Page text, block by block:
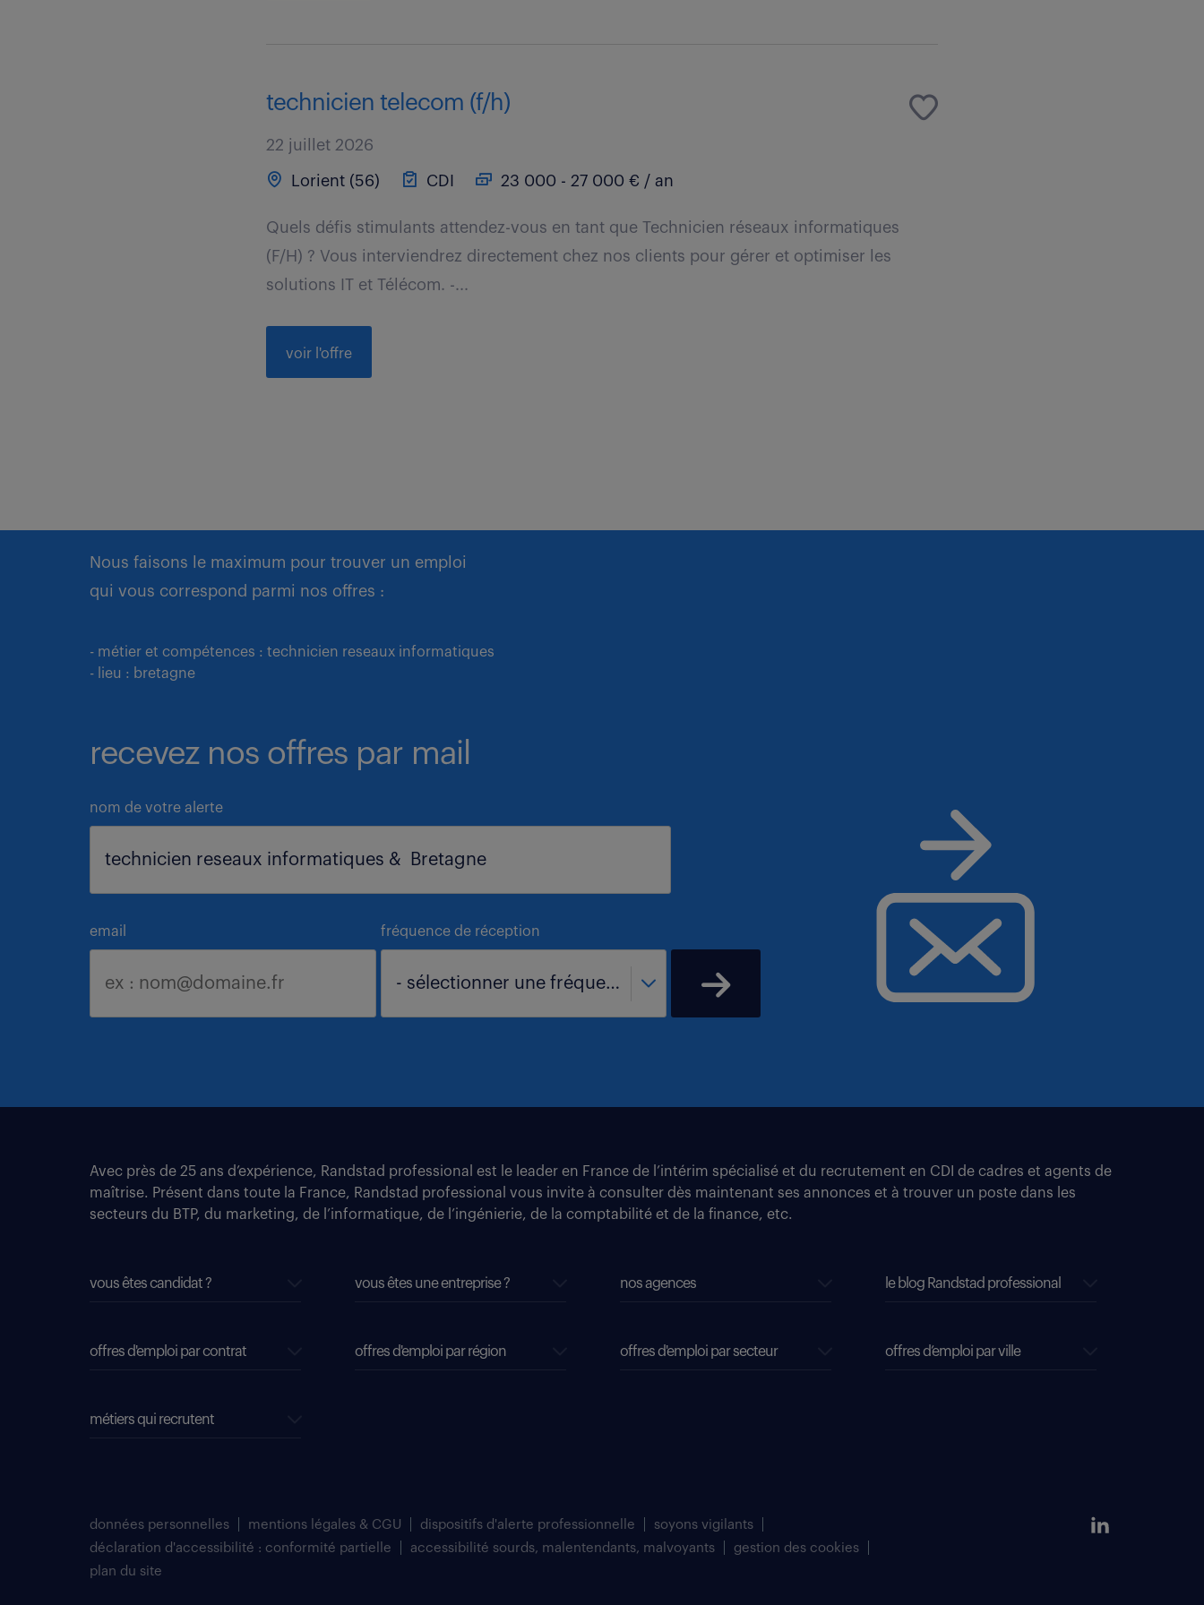
technicien telecom (f/h)
22 juillet 2026
Lorient (56) CDI 23 000 - 27 000 € / an
Quels défis stimulants attendez-vous en tant que Technicien réseaux informatiques
(F/H) ? Vous interviendrez directement chez nos clients pour gérer et optimiser les
solutions IT et Télécom. -...
voir l'offre
Nous faisons le maximum pour trouver un emploi
qui vous correspond parmi nos offres :
- métier et compétences : technicien reseaux informatiques
- lieu : bretagne
recevez nos offres par mail
nom de votre alerte
email fréquence de réception
- sélectionner une fréquence -
Avec près de 25 ans d’expérience, Randstad professional est le leader en France de l’intérim spécialisé et du recrutement en CDI de cadres et agents de
maîtrise. Présent dans toute la France, Randstad professional vous invite à consulter dès maintenant ses annonces et à trouver un poste dans les
secteurs du BTP, du marketing, de l’informatique, de l’ingénierie, de la comptabilité et de la finance, etc.
vous êtes candidat ? vous êtes une entreprise ? nos agences le blog Randstad professional
offres d'emploi par contrat offres d'emploi par région offres d'emploi par secteur offres d’emploi par ville
métiers qui recrutent
données personnelles mentions légales & CGU dispositifs d'alerte professionnelle
soyons vigilants
déclaration d'accessibilité : conformité partielle
accessibilité sourds, malentendants, malvoyants
gestion des cookies
plan du site